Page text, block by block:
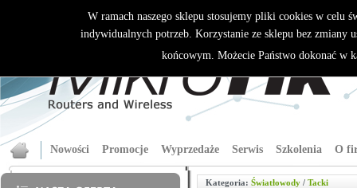
Nowości Promocje Wyprzedaże Serwis Szkolenia O
Kategoria: Światłowody/ Tacki
W ramach naszego sklepu stosujemy pliki cookies w celu
indywidualnych potrzeb. Korzystanie ze sklepu bez zmiany
końcowym. Możecie Państwo dokonać w